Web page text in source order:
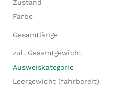
Zustand
Farbe
Gesamtlänge
zul. Gesamtgewicht
Ausweiskategorie
Leergewicht (fahrbereit)